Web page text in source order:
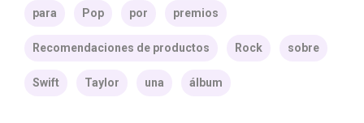
para Pop por premios
Recomendaciones de productos Rock sobre
Swift Taylor una álbum